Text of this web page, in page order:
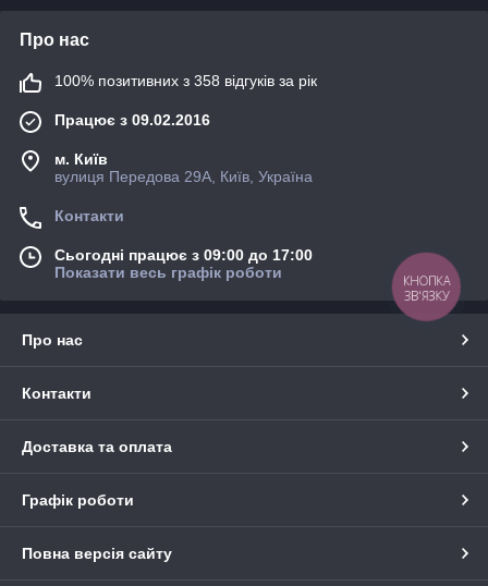
Про нас
100% позитивних з 358 відгуків за рік
Працює з 09.02.2016
м. Київ
вулиця Передова 29А, Київ, Україна
Контакти
Сьогодні працює з 09:00 до 17:00
Показати весь графік роботи
Про нас
Контакти
Доставка та оплата
Графік роботи
Повна версія сайту
КНОПКА
ЗВ'ЯЗКУ